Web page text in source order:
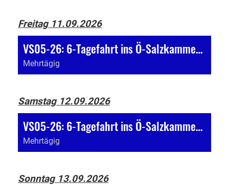
Freitag 11.09.2026
VS05-26: 6-Tagefahrt ins Ö-Salzkammergut
Mehrtägig
Samstag 12.09.2026
VS05-26: 6-Tagefahrt ins Ö-Salzkammergut
Mehrtägig
Sonntag 13.09.2026